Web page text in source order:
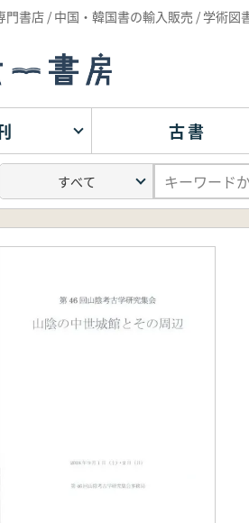
門書店 / 中国・韓国書の輸入販売 / 学術図
古書